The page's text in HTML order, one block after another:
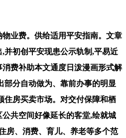
业费。供给适用平安指南。文章
并初创平安现患公示轨制,平易近
费补助本文通度日泼漫画形式解
部分自动做为、靠前办事的明显
住房买卖市场。对交付保障和栖
共空间好像延长的客堂,绘就城
房、消费、育儿、养老等多个范